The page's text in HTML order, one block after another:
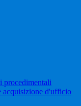
procedimentali
acquisizione d'ufficio